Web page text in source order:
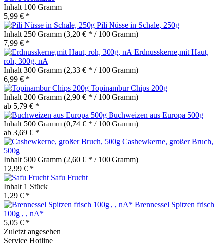
Inhalt 100 Gramm
5,99 € *
Pili Nüsse in Schale, 250g
Inhalt 250 Gramm (3,20 € * / 100 Gramm)
7,99 € *
Erdnusskerne,mit Haut,
roh, 300g, nA
Inhalt 300 Gramm (2,33 € * / 100 Gramm)
6,99 € *
Topinambur Chips 200g
Inhalt 200 Gramm (2,90 € * / 100 Gramm)
ab 5,79 € *
Buchweizen aus Europa 500g
Inhalt 500 Gramm (0,74 € * / 100 Gramm)
ab 3,69 € *
Cashewkerne, großer Bruch,
500g
Inhalt 500 Gramm (2,60 € * / 100 Gramm)
12,99 € *
Safu Frucht
Inhalt 1 Stück
1,29 € *
Brennessel Spitzen frisch
100g , , nA*
5,05 € *
Zuletzt angesehen
Service Hotline